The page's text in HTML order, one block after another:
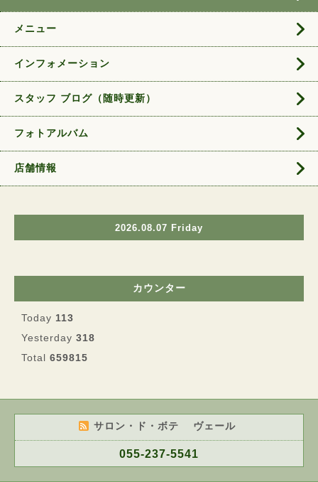
メニュー
インフォメーション
スタッフ ブログ（随時更新）
フォトアルバム
店舗情報
2026.08.07 Friday
カウンター
Today 113
Yesterday 318
Total 659815
サロン・ド・ボテ ヴェール
055-237-5541